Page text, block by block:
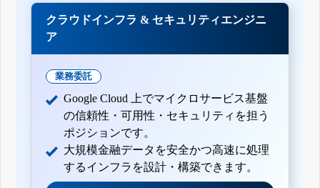
クラウドインフラ & セキュリティエンジニ
ア
業務委託
Google Cloud 上でマイクロサービス基盤
の信頼性・可用性・セキュリティを担う
ポジションです。
大規模金融データを安全かつ高速に処理
するインフラを設計・構築できます。